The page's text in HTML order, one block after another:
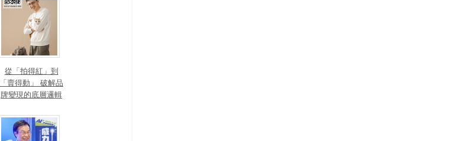
從「拍得紅」到
「賣得動」 破解品
牌變現的底層邏輯